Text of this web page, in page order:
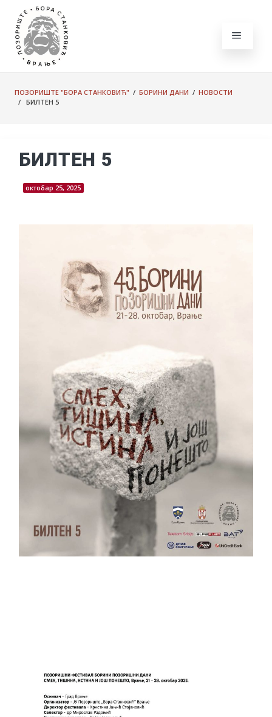
ПОЗОРИШТЕ "БОРА СТАНКОВИЋ" / БОРИНИ ДАНИ / НОВОСТИ
/ БИЛТЕН 5
БИЛТЕН 5
октобар 25, 2025